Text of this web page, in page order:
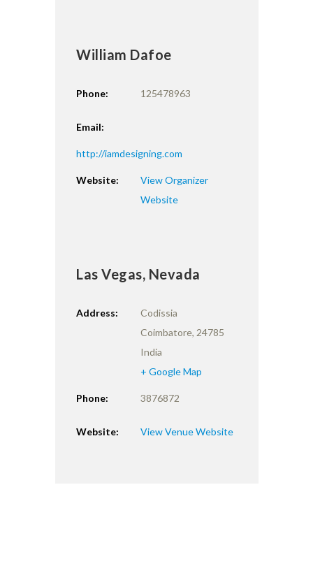
William Dafoe
Phone: 125478963
Email:
http://iamdesigning.com
Website:
View Organizer
Website
Las Vegas, Nevada
Address:
Codissia
Coimbatore, 24785
India
+ Google Map
Phone: 3876872
Website: View Venue Website